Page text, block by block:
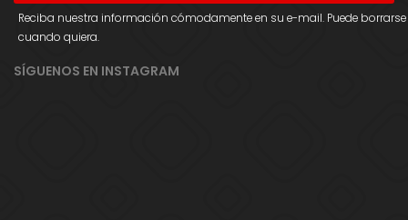
Reciba nuestra información cómodamente en su e-mail. Puede borrarse
cuando quiera.
SÍGUENOS EN INSTAGRAM